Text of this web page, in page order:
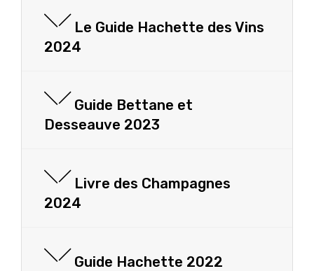
Le Guide Hachette des Vins
2024
Guide Bettane et
Desseauve 2023
Livre des Champagnes
2024
Guide Hachette 2022